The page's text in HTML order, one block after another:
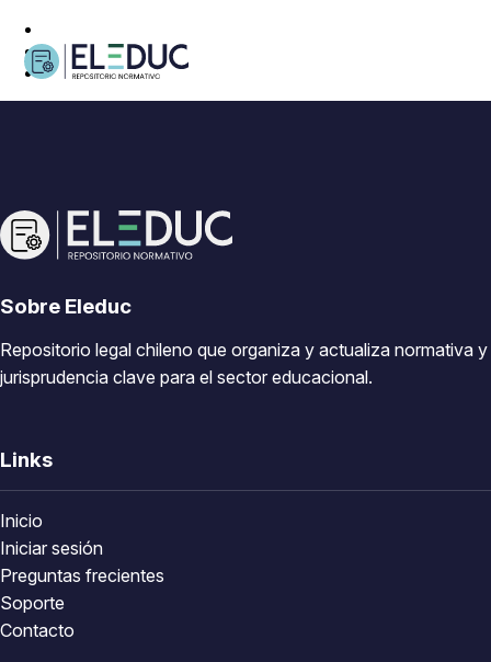
Sobre Eleduc
Repositorio legal chileno que organiza y actualiza normativa y
jurisprudencia clave para el sector educacional.
Links
Inicio
Iniciar sesión
Preguntas frecientes
Soporte
Contacto